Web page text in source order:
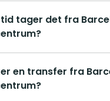
tager det fra
en transfer fra